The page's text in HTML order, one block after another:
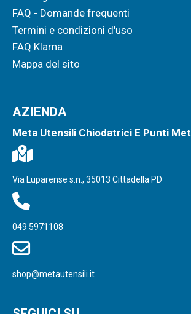
FAQ - Domande frequenti
Termini e condizioni d'uso
FAQ Klarna
Mappa del sito
AZIENDA
Meta Utensili Chiodatrici E Punti
Via Luparense s.n., 35013 Cittadella PD
049 5971108
shop@metautensili.it